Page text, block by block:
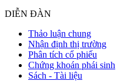
DIỄN ĐÀN
Thảo luận chung
Nhận định thị trường
Phân tích cổ phiếu
Chứng khoán phái sinh
Sách - Tài liệu